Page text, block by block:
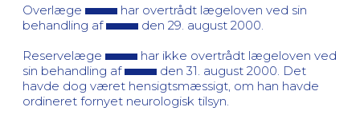
Overlæge
har overtrådt lægeloven ved sin
behandling af
den 29. august 2000.
Reservelæge
har ikke overtrådt lægeloven ved
sin behandling af
den 31. august 2000. Det
havde dog været hensigtsmæssigt, om han havde
ordineret fornyet neurologisk tilsyn.